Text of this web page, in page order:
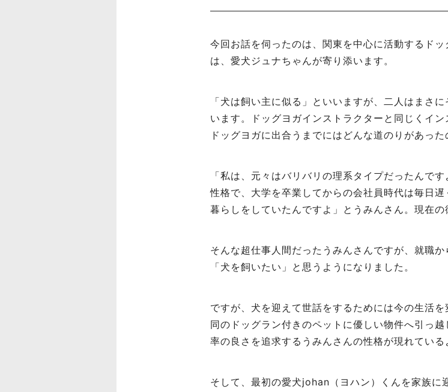
今回お話を伺ったのは、関東を中心に活動するド
は、愛犬ジュナちゃんが寄り添います。
「犬は飼い主に似る」といいますが、二人はまさ
います。ドッグヨガインストラクターと同じくイ
ドッグヨガに出合うまでにはどんな道のりがあった
「私は、元々はバリバリの理系タイプだったんで
性格で、大学を卒業してからの会社員時代は毎日
暮らしをしていたんですよ」とうみんさん。現在の
そんな超仕事人間だったうみんさんですが、就職
「犬を飼いたい」と思うようになりました。
ですが、犬を迎えて世話をするためには今の生活
同のドッグラン付きのペットに優しい物件へ引っ
率の良さを追求するうみんさんの性格が現れている
そして、最初の愛犬johan（ヨハン）くんを家族に